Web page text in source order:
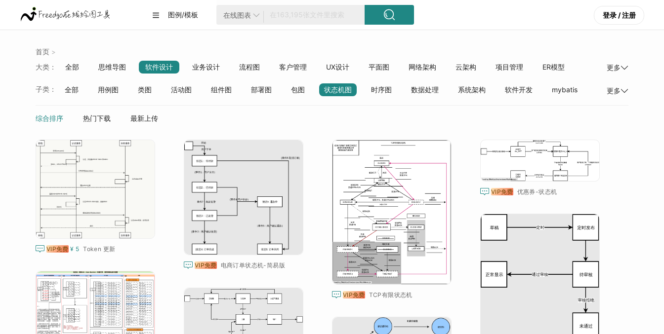
 图例/模板 
在线图表  登录 / 注册
首页 >
大类： 全部 思维导图 软件设计 业务设计 流程图 客户管理 UX设计 平面图 网络架构 云架构 项目管理
ER模型
质量管理
更多
子类： 全部 用例图 类图 活动图 组件图 部署图 包图 状态机图 时序图 数据处理 系统架构 软件开发
mybatis
设计模式
消息中间件
更多
综合排序 热门下载 最新上传
 VIP免费 ¥ 5 Token 更新
 VIP免费 电商订单状态机-简易版
 VIP免费 TCP有限状态机
 VIP免费 优惠券-状态机